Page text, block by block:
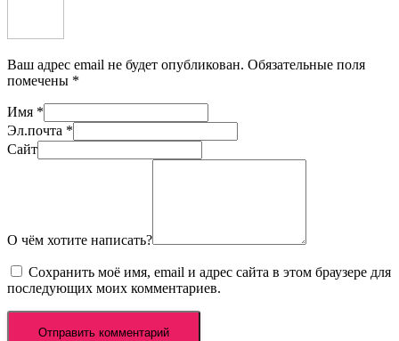
Ваш адрес email не будет опубликован. Обязательные поля
помечены *
Имя *
Эл.почта *
Сайт
О чём хотите написать?
Сохранить моё имя, email и адрес сайта в этом браузере для
последующих моих комментариев.